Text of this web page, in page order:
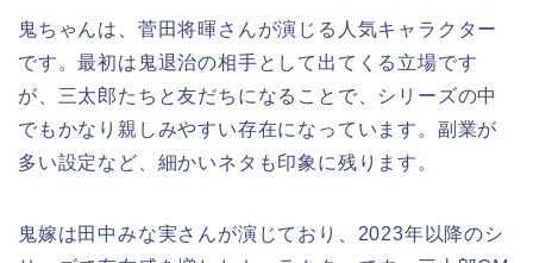
鬼ちゃんは、菅田将暉さんが演じる人気キャラクター
です。最初は鬼退治の相手として出てくる立場です
が、三太郎たちと友だちになることで、シリーズの中
でもかなり親しみやすい存在になっています。副業が
多い設定など、細かいネタも印象に残ります。
鬼嫁は田中みな実さんが演じており、2023年以降のシ